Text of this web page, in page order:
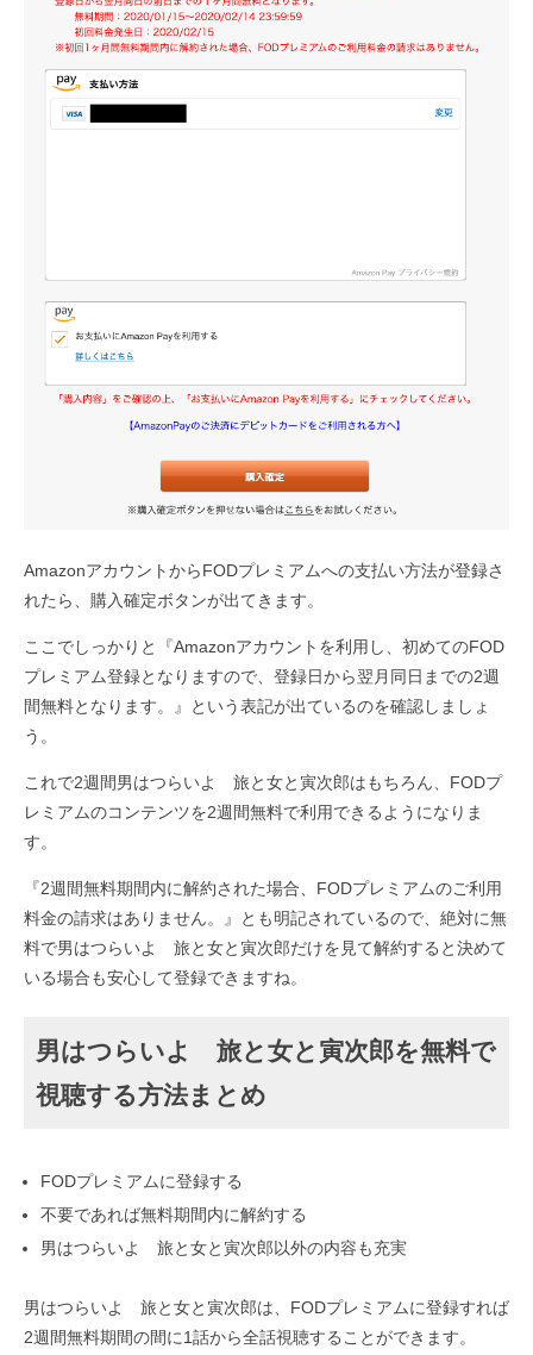
AmazonアカウントからFODプレミアムへの支払い方法が登録さ
れたら、購入確定ボタンが出てきます。
ここでしっかりと『Amazonアカウントを利用し、初めてのFOD
プレミアム登録となりますので、登録日から翌月同日までの2週
間無料となります。』という表記が出ているのを確認しましょ
う。
これで2週間男はつらいよ 旅と女と寅次郎はもちろん、FODプ
レミアムのコンテンツを2週間無料で利用できるようになりま
す。
『2週間無料期間内に解約された場合、FODプレミアムのご利用
料金の請求はありません。』とも明記されているので、絶対に無
料で男はつらいよ 旅と女と寅次郎だけを見て解約すると決めて
いる場合も安心して登録できますね。
男はつらいよ 旅と女と寅次郎を無料で
視聴する方法まとめ
FODプレミアムに登録する
不要であれば無料期間内に解約する
男はつらいよ 旅と女と寅次郎以外の内容も充実
男はつらいよ 旅と女と寅次郎は、FODプレミアムに登録すれば
2週間無料期間の間に1話から全話視聴することができます。